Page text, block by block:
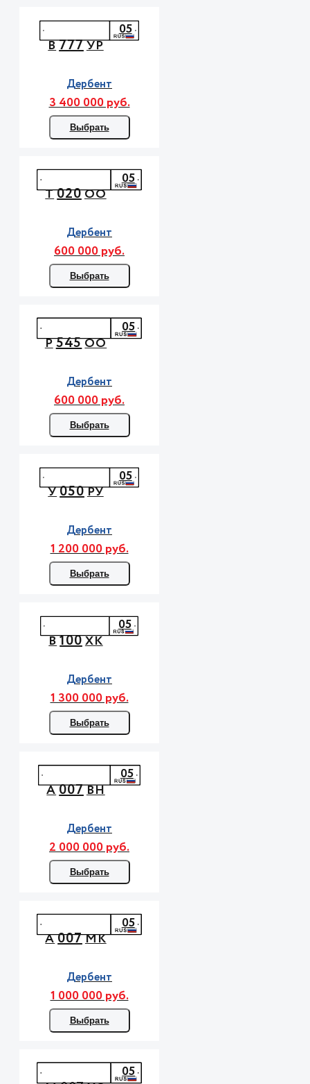
В777УР
05
Дербент
3 400 000 руб.
Выбрать
Т020ОО
05
Дербент
600 000 руб.
Выбрать
Р545ОО
05
Дербент
600 000 руб.
Выбрать
У050РУ
05
Дербент
1 200 000 руб.
Выбрать
В100ХК
05
Дербент
1 300 000 руб.
Выбрать
А007ВН
05
Дербент
2 000 000 руб.
Выбрать
А007МК
05
Дербент
1 000 000 руб.
Выбрать
05